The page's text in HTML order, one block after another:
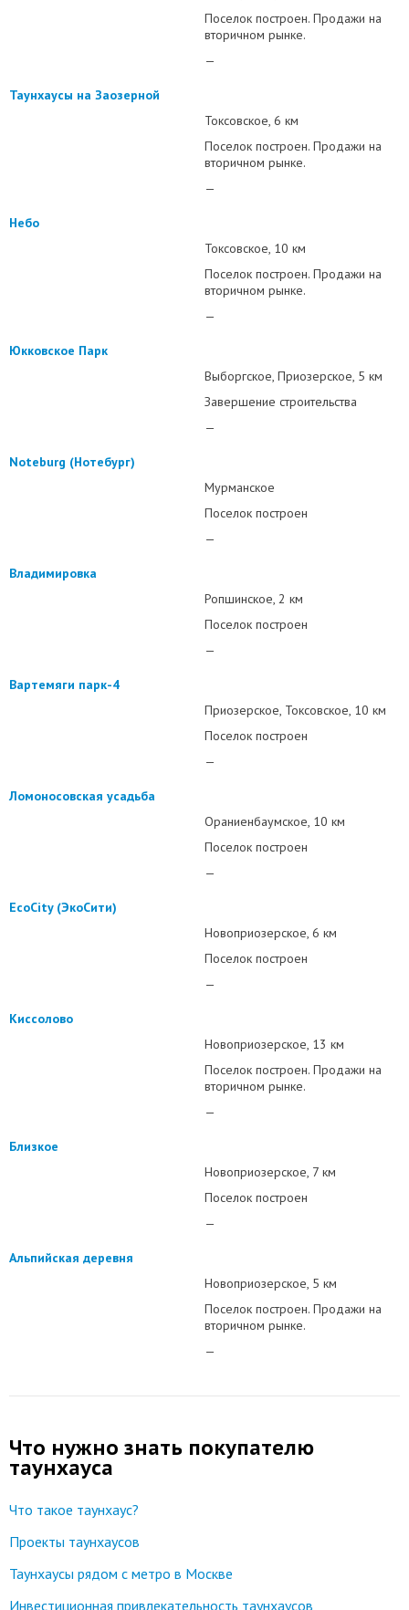
Поселок построен. Продажи на
вторичном рынке.
—
Таунхаусы на Заозерной
Токсовское 6 км
Поселок построен. Продажи на
вторичном рынке.
—
Небо
Токсовское 10 км
Поселок построен. Продажи на
вторичном рынке.
—
Юкковское Парк
Выборгское Приозерское 5 км
Завершение строительства
—
Noteburg (Нотебург)
Мурманское
Поселок построен
—
Владимировка
Ропшинское 2 км
Поселок построен
—
Вартемяги парк-4
Приозерское Токсовское 10 км
Поселок построен
—
Ломоносовская усадьба
Ораниенбаумское 10 км
Поселок построен
—
EcoCity (ЭкоСити)
Новоприозерское 6 км
Поселок построен
—
Киссолово
Новоприозерское 13 км
Поселок построен. Продажи на
вторичном рынке.
—
Близкое
Новоприозерское 7 км
Поселок построен
—
Альпийская деревня
Новоприозерское 5 км
Поселок построен. Продажи на
вторичном рынке.
—
Что нужно знать покупателю
таунхауса
Что такое таунхаус?
Проекты таунхаусов
Таунхаусы рядом с метро в Москве
Инвестиционная привлекательность таунхаусов